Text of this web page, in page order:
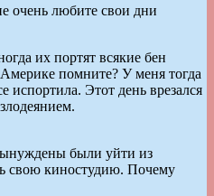
любите свои дни
их портят всякие бен
помните? У меня тогда
испор­тила. Этот день врезался
были уйти из
свою киностудию. Почему